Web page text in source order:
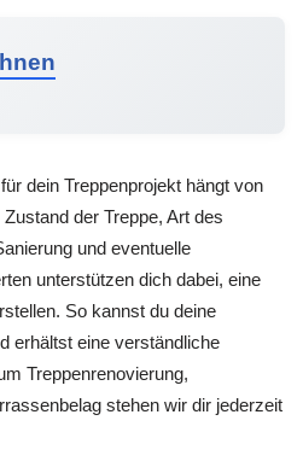
dein Treppenprojekt hängt von
der Treppe, Art des
und eventuelle
unterstützen dich dabei, eine
So kannst du deine
erhältst eine verständliche
Treppenrenovierung,
stehen wir dir jederzeit